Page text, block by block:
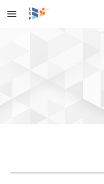
Skip to main content